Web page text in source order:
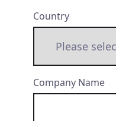
Country
Company Name